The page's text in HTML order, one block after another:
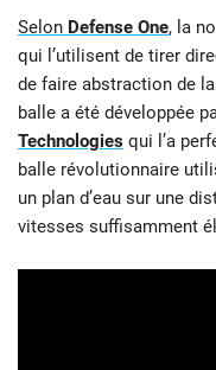
Selon Defense One, la
qui l’utilisent de tirer
de faire abstraction de
balle a été développée
Technologies qui l’a
balle révolutionnaire
un plan d’eau sur une
vitesses suffisamment